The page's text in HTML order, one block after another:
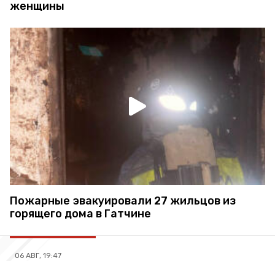
женщины
Пожарные эвакуировали 27 жильцов из
горящего дома в Гатчине
06 АВГ, 19:47